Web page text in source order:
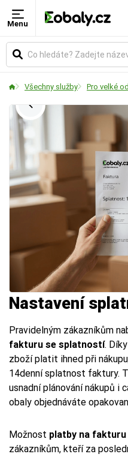
Menu
Všechny služby Pro velké
Nastavení
Pravidelným zákazníkům
fakturu se splatností.
zboží platit ihned při
14denní splatnost faktury.
usnadní plánování nákupů i
obaly objednáváte
Možnost platby na fakturu
zákazníkům, kteří za